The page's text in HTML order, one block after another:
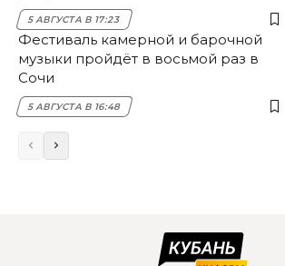
5 АВГУСТА В 17:23
Фестиваль камерной и барочной
музыки пройдёт в восьмой раз в
Сочи
5 АВГУСТА В 16:48